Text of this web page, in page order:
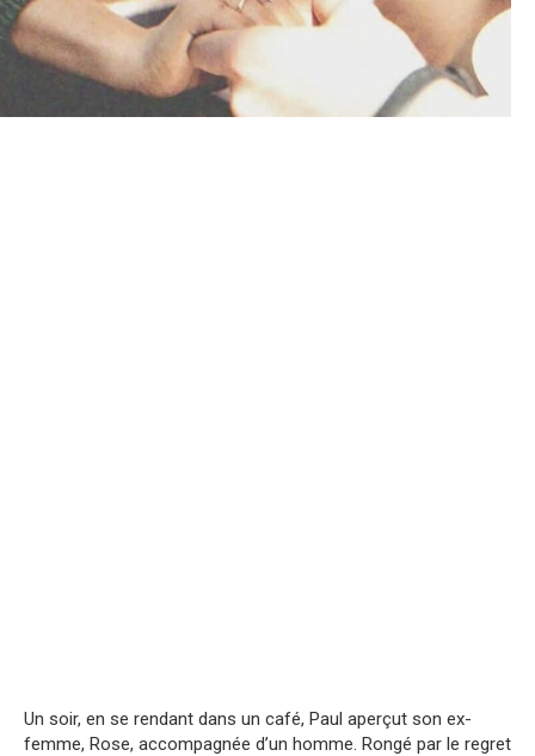
Un soir, en se rendant dans un café, Paul aperçut son ex-
femme, Rose, accompagnée d’un homme. Rongé par le regret